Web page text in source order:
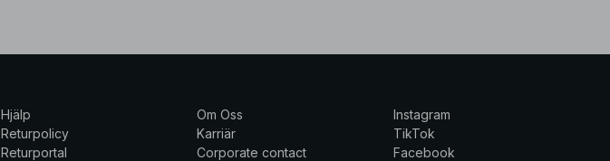
Hjälp
Returpolicy
Returportal
Om Oss
Karriär
Corporate contact
Instagram
TikTok
Facebook